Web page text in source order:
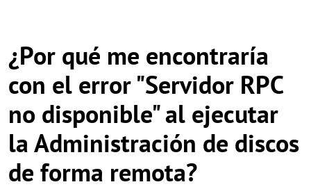
¿Por qué me encontraría
con el error "Servidor RPC
no disponible" al ejecutar
la Administración de discos
de forma remota?